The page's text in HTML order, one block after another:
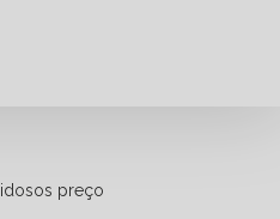
idosos preço